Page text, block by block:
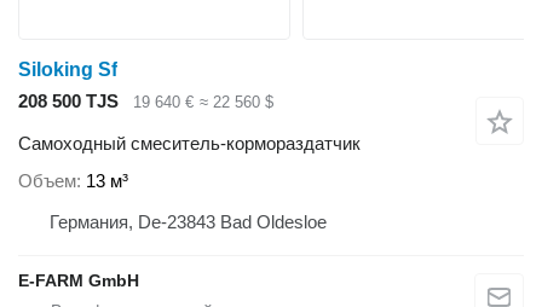
Siloking Sf
208 500 TJS
19 640 € ≈ 22 560 $
Самоходный смеситель-кормораздатчик
Объем 13 м³
Германия, De-23843 Bad Oldesloe
E-FARM GmbH